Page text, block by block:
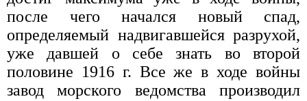
после чего начался новый спад,
определяемый надвигавшейся разрухой,
уже давшей о себе знать во второй
половине 1916 г. Все же в ходе войны
завод морского ведомства производил